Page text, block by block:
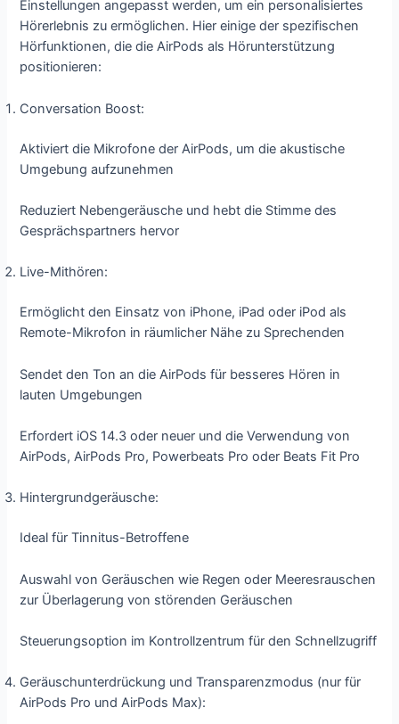
Einstellungen angepasst werden, um ein personalisiertes
Hörerlebnis zu ermöglichen. Hier einige der spezifischen
Hörfunktionen, die die AirPods als Hörunterstützung
positionieren:
Conversation Boost:
Aktiviert die Mikrofone der AirPods, um die akustische
Umgebung aufzunehmen
Reduziert Nebengeräusche und hebt die Stimme des
Gesprächspartners hervor
Live-Mithören:
Ermöglicht den Einsatz von iPhone, iPad oder iPod als
Remote-Mikrofon in räumlicher Nähe zu Sprechenden
Sendet den Ton an die AirPods für besseres Hören in
lauten Umgebungen
Erfordert iOS 14.3 oder neuer und die Verwendung von
AirPods, AirPods Pro, Powerbeats Pro oder Beats Fit Pro
Hintergrundgeräusche:
Ideal für Tinnitus-Betroffene
Auswahl von Geräuschen wie Regen oder Meeresrauschen
zur Überlagerung von störenden Geräuschen
Steuerungsoption im Kontrollzentrum für den Schnellzugriff
Geräuschunterdrückung und Transparenzmodus (nur für
AirPods Pro und AirPods Max):